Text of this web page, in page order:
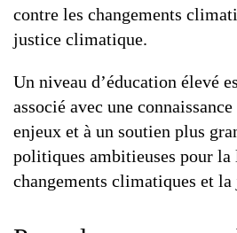
contre les changements
justice climatique.
Un niveau d’éducation élevé
associé avec une
enjeux et à un soutien plus
politiques ambitieuses pour la
changements climatiques et